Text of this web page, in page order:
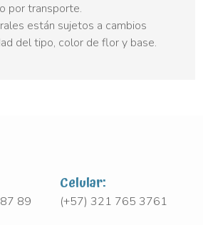
por transporte.
están sujetos a cambios
del tipo, color de flor y base.
89
Celular:
(+57) 321 765 3761